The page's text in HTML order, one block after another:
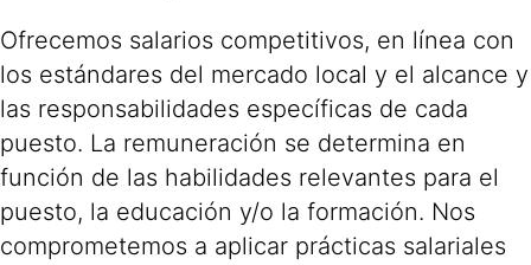
Ofrecemos salarios competitivos, en línea con
los estándares del mercado local y el alcance y
las responsabilidades específicas de cada
puesto. La remuneración se determina en
función de las habilidades relevantes para el
puesto, la educación y/o la formación. Nos
comprometemos a aplicar prácticas salariales